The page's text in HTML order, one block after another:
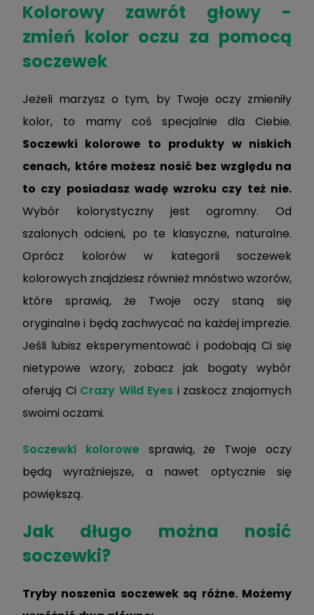
Kolorowy zawrót głowy -
zmień kolor oczu za pomocą
soczewek
Jeżeli marzysz o tym, by Twoje oczy zmieniły
kolor, to mamy coś specjalnie dla Ciebie.
Soczewki kolorowe to produkty w niskich
cenach, które możesz nosić bez względu na
to czy posiadasz wadę wzroku czy też nie.
Wybór kolorystyczny jest ogromny. Od
szalonych odcieni, po te klasyczne, naturalne.
Oprócz kolorów w kategorii soczewek
kolorowych znajdziesz również mnóstwo wzorów,
które sprawią, że Twoje oczy staną się
oryginalne i będą zachwycać na każdej imprezie.
Jeśli lubisz eksperymentować i podobają Ci się
nietypowe wzory, zobacz jak bogaty wybór
oferują Ci Crazy Wild Eyes i zaskocz znajomych
swoimi oczami.
Soczewki kolorowesprawią, że Twoje oczy
będą wyraźniejsze, a nawet optycznie się
powiększą.
Jak długo można nosić
soczewki?
Tryby noszenia soczewek są różne. Możemy